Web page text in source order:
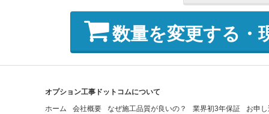
数量を変更する・
オプション工事ドットコムについて
ホーム
会社概要 なぜ施工品質が良いの？ 業界初3年保証
お申